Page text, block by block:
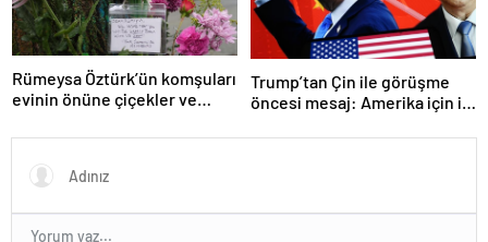
Rümeysa Öztürk’ün komşuları
evinin önüne çiçekler ve
Trump’tan Çin ile görüşme
öncesi mesaj: Amerika için iyi